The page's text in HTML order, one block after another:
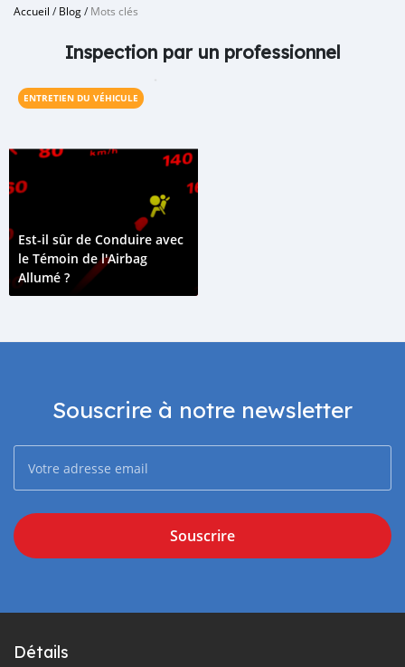
Accueil /Blog/Mots clés
Inspection par un professionnel
ENTRETIEN DU VÉHICULE
Est-il sûr de Conduire avec
le Témoin de l'Airbag
Allumé ?
Souscrire à notre newsletter
Souscrire
Détails